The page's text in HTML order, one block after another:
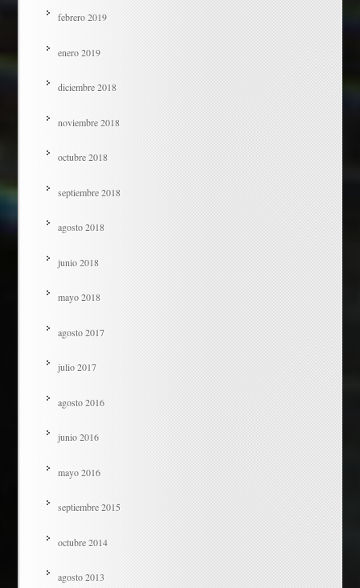
febrero 2019
enero 2019
diciembre 2018
noviembre 2018
octubre 2018
septiembre 2018
agosto 2018
junio 2018
mayo 2018
agosto 2017
julio 2017
agosto 2016
junio 2016
mayo 2016
septiembre 2015
octubre 2014
agosto 2013